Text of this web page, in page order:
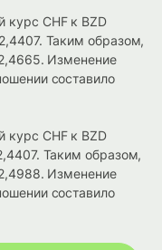
курс CHF к BZD
Таким образом,
Изменение
составило
курс CHF к BZD
Таким образом,
Изменение
составило